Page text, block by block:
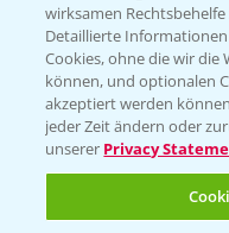
wirksamen
Detaillierte
Cookies, ohne die wir die
können, und optionalen
akzeptiert werden
jeder Zeit ändern oder
unserer Privacy